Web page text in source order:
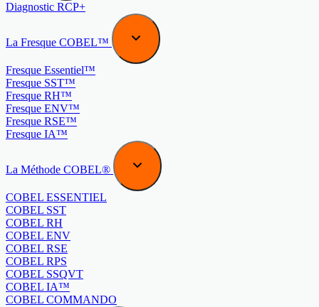
Diagnostic RCP+
La Fresque COBEL™
Fresque Essentiel™
Fresque SST™
Fresque RH™
Fresque ENV™
Fresque RSE™
Fresque IA™
La Méthode COBEL®
COBEL ESSENTIEL
COBEL SST
COBEL RH
COBEL ENV
COBEL RSE
COBEL RPS
COBEL SSQVT
COBEL IA™
COBEL COMMANDO